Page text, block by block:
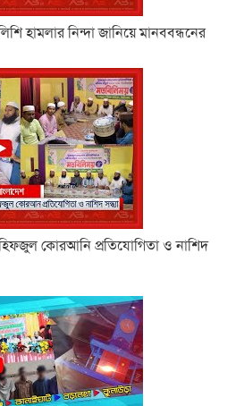
হামলার নিন্দা জানিয়ে মানববন্ধনের
কোরআনি প্রতিযোগিতা ও নাশিদ